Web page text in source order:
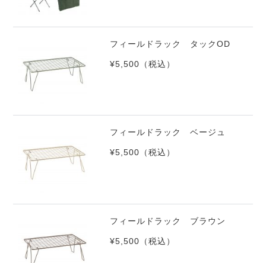
フィールドラック タックOD
¥5,500 （税込）
フィールドラック ベージュ
¥5,500 （税込）
フィールドラック ブラウン
¥5,500 （税込）